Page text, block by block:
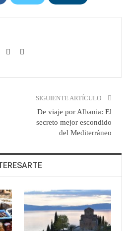
SIGUIENTE ARTÍCULO
De viaje por Albania: El
secreto mejor escondido
del Mediterráneo